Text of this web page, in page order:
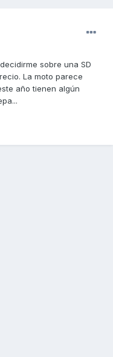
sobre una SD
La moto parece
año tienen algún